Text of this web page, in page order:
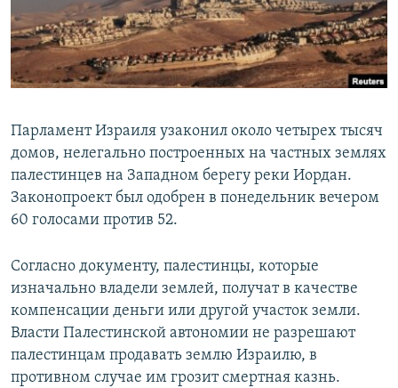
Парламент Израиля узаконил около четырех тысяч
домов, нелегально построенных на частных землях
палестинцев на Западном берегу реки Иордан.
Законопроект был одобрен в понедельник вечером
60 голосами против 52.
Согласно документу, палестинцы, которые
изначально владели землей, получат в качестве
компенсации деньги или другой участок земли.
Власти Палестинской автономии не разрешают
палестинцам продавать землю Израилю, в
противном случае им грозит смертная казнь.